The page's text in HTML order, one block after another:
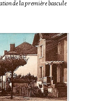
de la première bascule